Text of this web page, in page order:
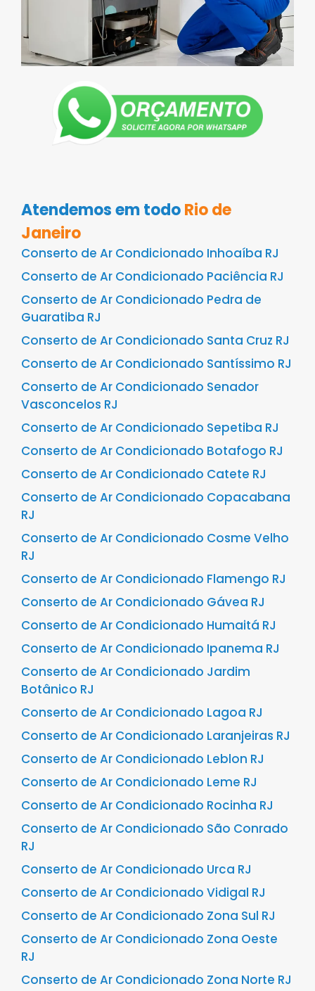
Atendemos em todoRio de
Janeiro
Conserto de Ar Condicionado Inhoaíba RJ
Conserto de Ar Condicionado Paciência RJ
Conserto de Ar Condicionado Pedra de
Guaratiba RJ
Conserto de Ar Condicionado Santa Cruz RJ
Conserto de Ar Condicionado Santíssimo RJ
Conserto de Ar Condicionado Senador
Vasconcelos RJ
Conserto de Ar Condicionado Sepetiba RJ
Conserto de Ar Condicionado Botafogo RJ
Conserto de Ar Condicionado Catete RJ
Conserto de Ar Condicionado Copacabana
RJ
Conserto de Ar Condicionado Cosme Velho
RJ
Conserto de Ar Condicionado Flamengo RJ
Conserto de Ar Condicionado Gávea RJ
Conserto de Ar Condicionado Humaitá RJ
Conserto de Ar Condicionado Ipanema RJ
Conserto de Ar Condicionado Jardim
Botânico RJ
Conserto de Ar Condicionado Lagoa RJ
Conserto de Ar Condicionado Laranjeiras RJ
Conserto de Ar Condicionado Leblon RJ
Conserto de Ar Condicionado Leme RJ
Conserto de Ar Condicionado Rocinha RJ
Conserto de Ar Condicionado São Conrado
RJ
Conserto de Ar Condicionado Urca RJ
Conserto de Ar Condicionado Vidigal RJ
Conserto de Ar Condicionado Zona Sul RJ
Conserto de Ar Condicionado Zona Oeste
RJ
Conserto de Ar Condicionado Zona Norte RJ